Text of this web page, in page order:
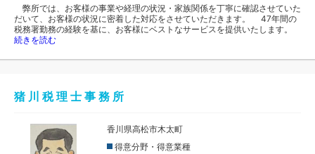
弊所では、お客様の事業や経理の状況・家族関係を丁寧に確認させていた
だいて、お客様の状況に密着した対応をさせていただきます。 47年間の
税務署勤務の経験を基に、お客様にベストなサービスを提供いたします。
続きを読む
猪 川 税 理 士 事 務 所
香川県高松市木太町
得意分野・得意業種